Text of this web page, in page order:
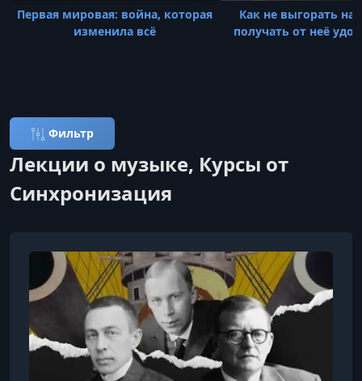
Первая мировая: война, которая
изменила всё
Как не выгорать на
получать от неё
Фильтр
Лекции о музыке, Курсы от
Синхронизация